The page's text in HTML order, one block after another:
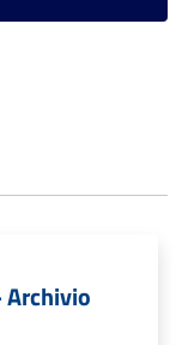
Archivio